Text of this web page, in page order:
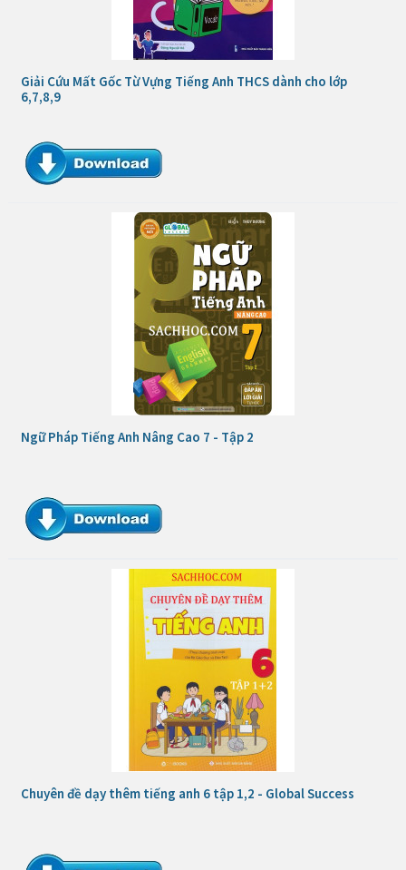
Giải Cứu Mất Gốc Từ Vựng Tiếng Anh THCS dành cho lớp
6,7,8,9
Ngữ Pháp Tiếng Anh Nâng Cao 7 - Tập 2
Chuyên đề dạy thêm tiếng anh 6 tập 1,2 - Global Success